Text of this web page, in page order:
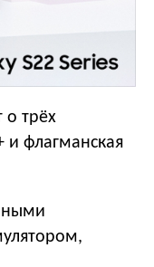
о трёх
и флагманская